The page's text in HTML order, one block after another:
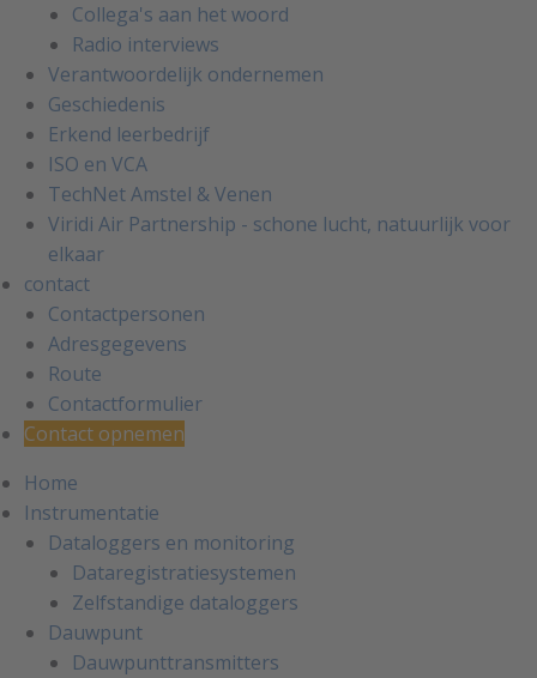
Collega's aan het woord
Radio interviews
Verantwoordelijk ondernemen
Geschiedenis
Erkend leerbedrijf
ISO en VCA
TechNet Amstel & Venen
Viridi Air Partnership - schone lucht, natuurlijk voor
elkaar
contact
Contactpersonen
Adresgegevens
Route
Contactformulier
Contact opnemen
Home
Instrumentatie
Dataloggers en monitoring
Dataregistratiesystemen
Zelfstandige dataloggers
Dauwpunt
Dauwpunttransmitters